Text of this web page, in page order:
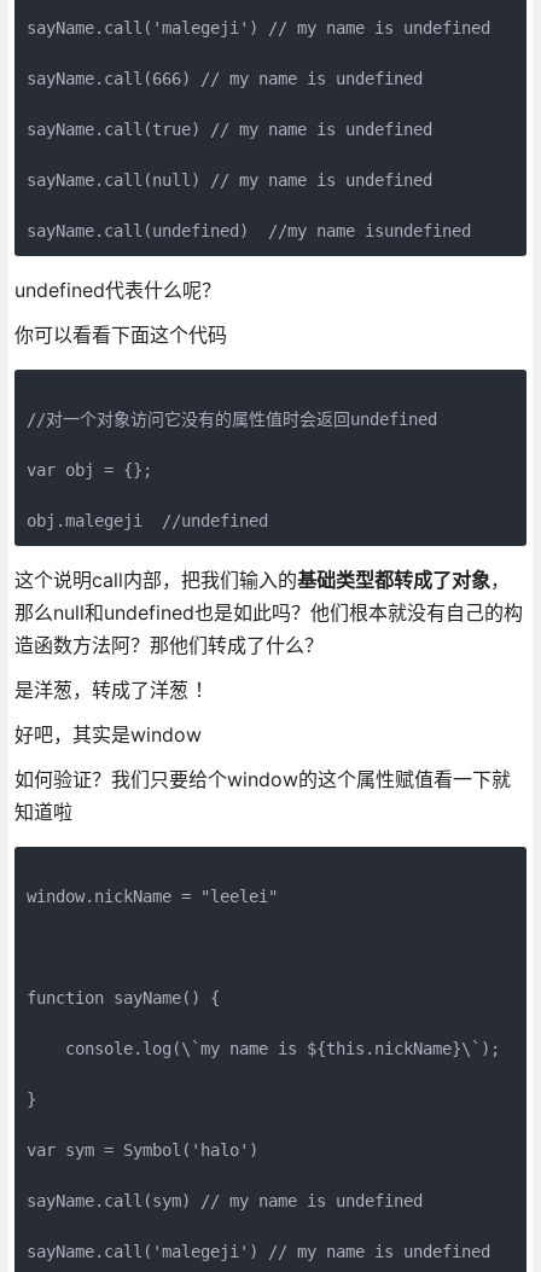
sayName.call('malegeji') // my name is undefined
sayName.call(666) // my name is undefined
sayName.call(true) // my name is undefined
sayName.call(null) // my name is undefined
undefined代表什么呢？
你可以看看下面这个代码
//对一个对象访问它没有的属性值时会返回undefined
var obj = {};
这个说明call内部，把我们输入的基础类型都转成了对象，
那么null和undefined也是如此吗？他们根本就没有自己的构
造函数方法阿？那他们转成了什么？
是洋葱，转成了洋葱 ！
好吧，其实是window
如何验证？我们只要给个window的这个属性赋值看一下就
知道啦
window.nickName = "leelei"
function sayName() {
console.log(\`my name is ${this.nickName}\`);
}
var sym = Symbol('halo')
sayName.call(sym) // my name is undefined
sayName.call('malegeji') // my name is undefined